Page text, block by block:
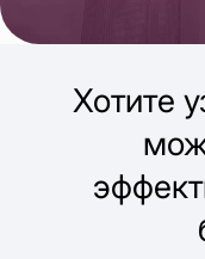
Хотите